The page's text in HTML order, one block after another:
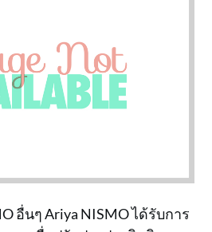
อื่นๆ Ariya NISMO ได้รับการ